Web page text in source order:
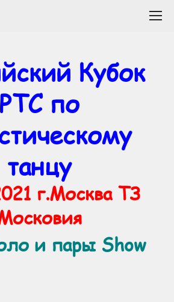
Кубок
РТС по
танцу
г.Москва ТЗ
и пары Show